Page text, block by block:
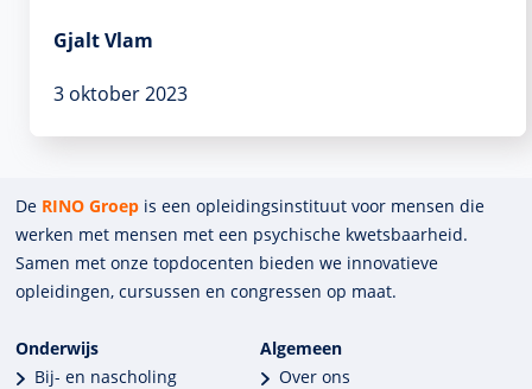
Gjalt Vlam
3 oktober 2023
De RINO Groep is een opleidings­insti­tuut voor mensen die
werken met mensen met een psychische kwets­baar­heid.
Samen met onze top­docenten bieden we innova­tieve
opleidingen, cursussen en congres­sen op maat.
Onderwijs
Bij- en nascholing
Algemeen
Over ons